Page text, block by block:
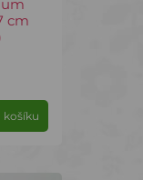
cm
košíku